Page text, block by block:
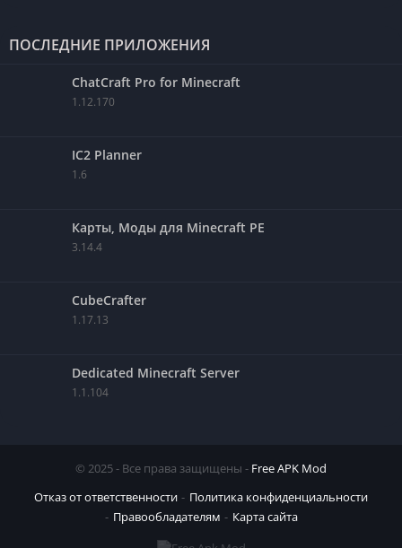
ПОСЛЕДНИЕ ПРИЛОЖЕНИЯ
ChatCraft Pro for Minecraft
1.12.170
IC2 Planner
1.6
Карты, Моды для Minecraft PE
3.14.4
CubeCrafter
1.17.13
Dedicated Minecraft Server
1.1.104
© 2025 - Все права защищены - Free APK Mod
Отказ от ответственности
Политика конфиденциальности
Правообладателям
Карта сайта